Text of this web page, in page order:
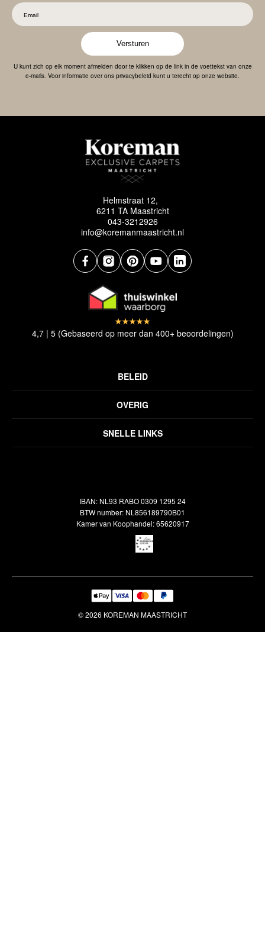
Versturen
U kunt zich op elk moment afmelden door te klikken op de link in de voettekst van onze
e-mails. Voor informatie over ons privacybeleid kunt u terecht op onze website.
Helmstraat 12,
6211 TA Maastricht
043-3212926
info@koremanmaastricht.nl
SNELLE LINKS
OVERIG
Inspiratie
Veelgestelde vragen
BELEID
Disclaimer
Verzendbeleid
4,7 | 5 (Gebaseerd op meer dan 400+ beoordelingen)
IBAN: NL93 RABO 0309 1295 24
BTW number: NL856189790B01
Kamer van Koophandel: 65620917
© 2026 KOREMAN MAASTRICHT